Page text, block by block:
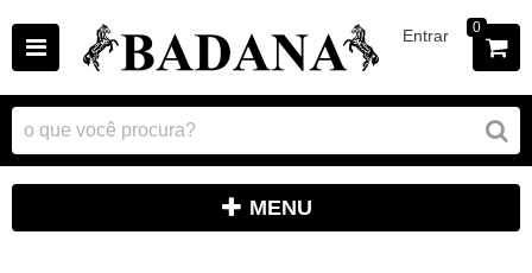
Entrar 0
MENU